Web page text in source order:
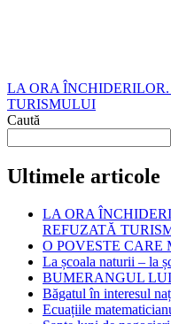
LA ORA
TURISMULUI
Caută
Ultimele articole
LA ORA
REFUZATĂ
O POVESTE CARE
La școala naturii – la
BUMERANGUL
Băgatul în interesul
Ecuațiile